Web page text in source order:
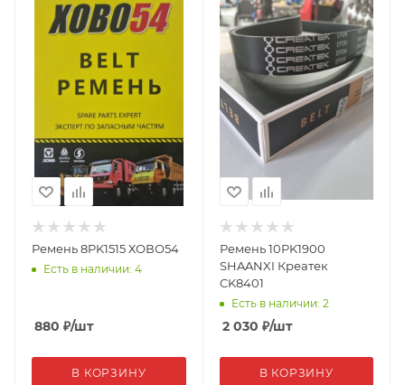
Ремень 8PK1515 ХОВО54
Есть в наличии: 4
880 ₽/шт
В КОРЗИНУ
Ремень 10PK1900
SHAANXI Креатек
CK8401
Есть в наличии: 2
2 030 ₽/шт
В КОРЗИНУ